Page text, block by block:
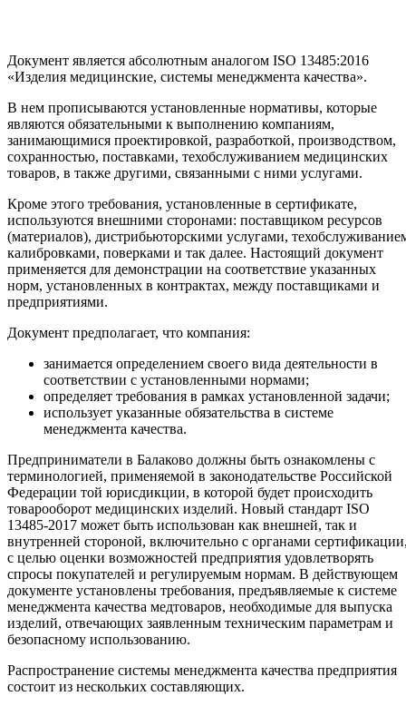
Документ является абсолютным аналогом ISO 13485:2016
«Изделия медицинские, системы менеджмента качества».
В нем прописываются установленные нормативы, которые
являются обязательными к выполнению компаниям,
занимающимися проектировкой, разработкой, производством,
сохранностью, поставками, техобслуживанием медицинских
товаров, в также другими, связанными с ними услугами.
Кроме этого требования, установленные в сертификате,
используются внешними сторонами: поставщиком ресурсов
(материалов), дистрибьюторскими услугами,
калибровками, поверками и так далее. Настоящий документ
применяется для демонстрации на соответствие указанных
норм, установленных в контрактах, между поставщиками и
предприятиями.
Документ предполагает, что компания:
занимается определением своего вида деятельности в
соответствии с установленными нормами;
определяет требования в рамках установленной задачи;
использует указанные обязательства в системе
менеджмента качества.
Предприниматели в Балаково должны быть ознакомлены с
терминологией, применяемой в законодательстве Российской
Федерации той юрисдикции, в которой будет происходить
товарооборот медицинских изделий. Новый стандарт ISO
13485-2017 может быть использован как внешней, так и
внутренней стороной, включительно с органами
с целью оценки возможностей предприятия удовлетворять
спросы покупателей и регулируемым нормам. В действующем
документе установлены требования, предъявляемые к системе
менеджмента качества медтоваров, необходимые для выпуска
изделий, отвечающих заявленным техническим параметрам и
безопасному использованию.
Распространение системы менеджмента качества предприятия
состоит из нескольких составляющих.